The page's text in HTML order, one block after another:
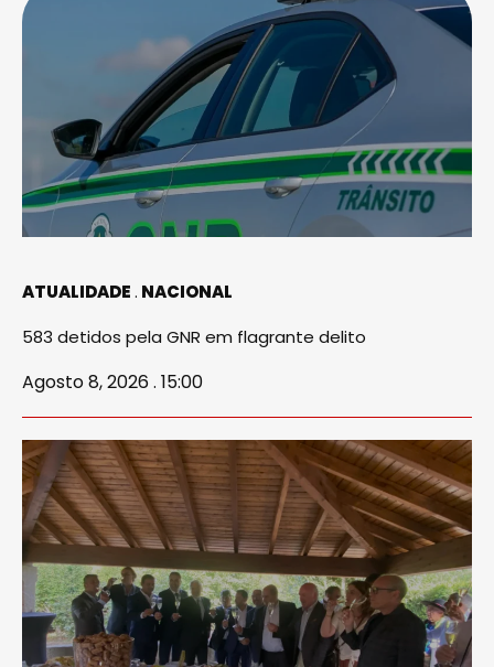
ATUALIDADE NACIONAL
583 detidos pela GNR em flagrante delito
Agosto 8, 2026 . 15:00